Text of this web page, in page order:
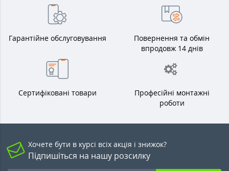
Гарантійне обслуговування
Повернення та обмін
впродовж 14 днів
Сертифіковані товари
Професійні монтажні
роботи
Хочете бути в курсі всіх акція і знижок?
Підпишіться на нашу розсилку